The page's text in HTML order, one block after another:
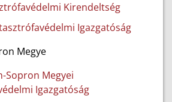
Kirendeltség
Igazgatóság
Megye
Sopron Megyei
Igazgatóság